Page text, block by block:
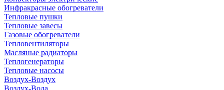
Инфракрасные обогреватели
Тепловые пушки
Тепловые завесы
Газовые обогреватели
Тепловентиляторы
Масляные радиаторы
Теплогенераторы
Тепловые насосы
Воздух-Воздух
Воздух-Вода